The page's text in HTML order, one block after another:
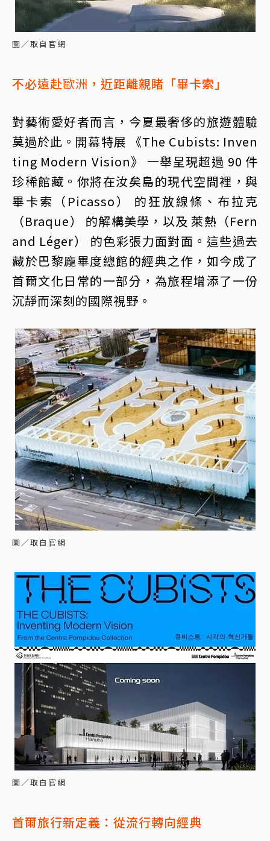
圖／取自官網
不必遠赴歐洲 ，近距離親睹「畢卡索」
對藝術愛好者而言，今夏最奢侈的旅遊體驗
莫過於此。開幕特展 《The Cubists: Inven
ting Modern Vision》 一舉呈現超過 90 件
珍稀館藏。你將在汝矣島的現代空間裡，與
畢卡索（Picasso） 的狂放線條、布拉克
（Braque） 的解構美學，以及 萊熱（Fern
and Léger） 的色彩張力面對面。這些過去
藏於巴黎龐畢度總館的經典之作，如今成了
首爾文化日常的一部分，為旅程增添了一份
沉靜而深刻的國際視野。
圖／取自官網
圖／取自官網
首爾旅行新定義：從流行轉向經典